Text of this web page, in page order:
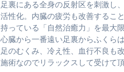
足裏にある全身の反射区を刺激し
活性化。内臓の疲労も改善するこ
持っている「自然治癒力」を最大
心臓から一番遠い足裏からふくら
足のむくみ、冷え性、血行不良も
施術なのでリラックスして受けて頂